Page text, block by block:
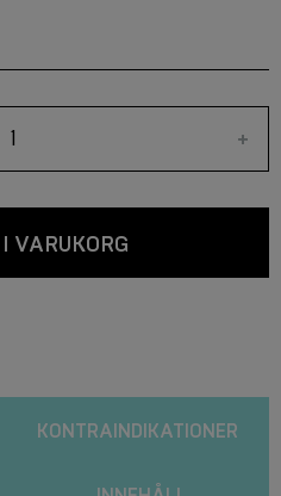
+
VARUKORG
KONTRAINDIKATIONER